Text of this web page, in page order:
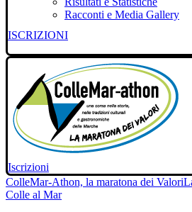
Racconti e Media Gallery
ISCRIZIONI
Iscrizioni
ColleMar-Athon, la maratona dei Valori
Colle al Mar